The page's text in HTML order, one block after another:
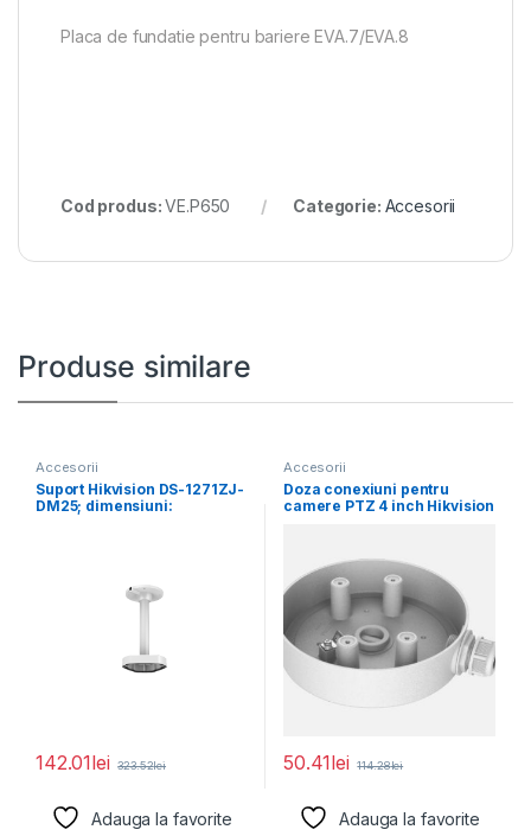
Placa de fundatie pentru bariere EVA.7/EVA.8
Cod produs:VE.P650 Categorie: Accesorii
Produse similare
Accesorii
Suport Hikvision DS-1271ZJ-
DM25; dimensiuni:
142.01lei 323.52lei
Adauga la favorite
Accesorii
Doza conexiuni pentru
camere PTZ 4 inch Hikvision
50.41lei 114.28lei
Adauga la favorite